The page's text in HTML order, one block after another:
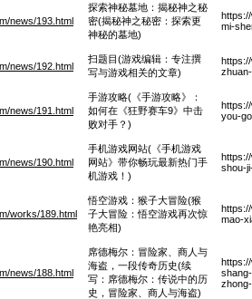
news/193.html
探索神秘墓地：揭秘神之秘
密(揭秘神之秘密：探索更
神秘的墓地)
mi-
news/192.html
扫题目(游戏编辑：专注撰
写与游戏相关的文章)
news/191.html
手游攻略(《手游攻略》：
如何在《狂野赛车9》中击
败对手？)
you-
news/190.html
手机游戏网站(《手机游戏
网站》带你畅玩最新热门手
机游戏！)
shou-
works/189.html
悟空游戏：猴子大冒险(猴
子大冒险：悟空游戏再次惊
艳亮相)
mao-
news/188.html
席德梅尔：冒险家、商人与
海盗，一段传奇历史(续
写：席德梅尔：传说中的历
史，冒险家、商人与海盗)